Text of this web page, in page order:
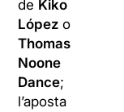
de Kiko
López o
Thomas
Noone
Dance;
l’aposta